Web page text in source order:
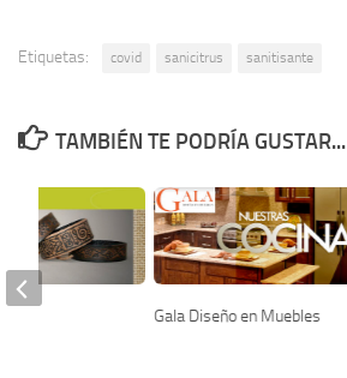
Etiquetas: covid sanicitrus sanitisante
TAMBIÉN TE PODRÍA GUSTAR...
Gala Diseño en Muebles